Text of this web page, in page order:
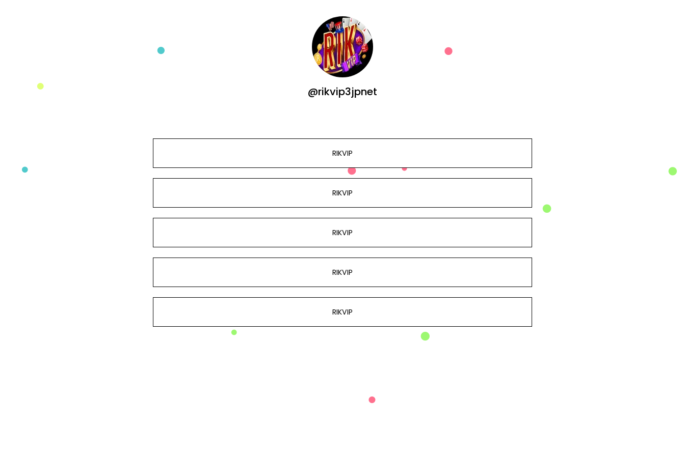
@rikvip3jpnet
RIKVIP
RIKVIP
RIKVIP
RIKVIP
RIKVIP